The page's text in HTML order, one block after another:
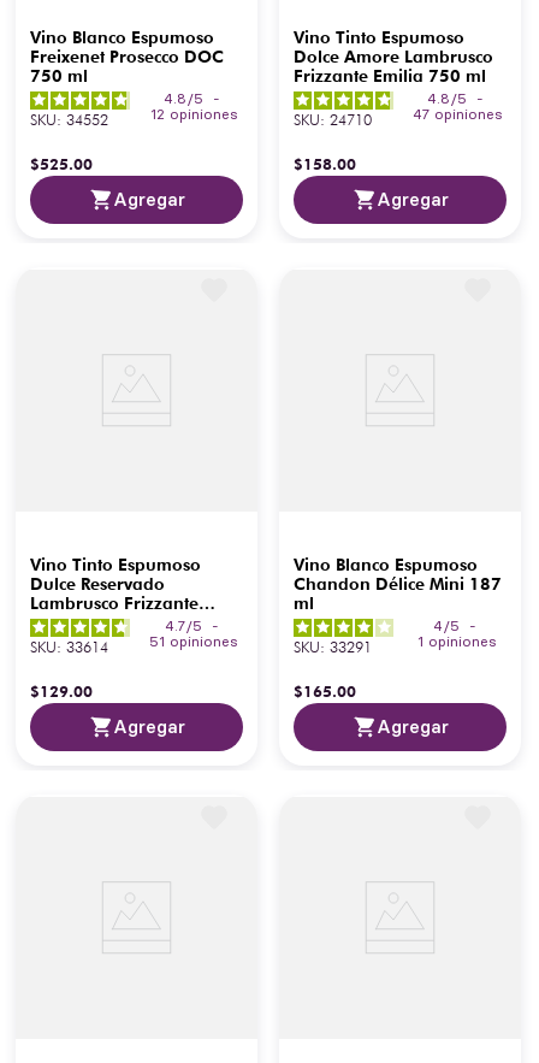
Vino Blanco Espumoso
Freixenet Prosecco DOC
750 ml
4.8 /5
-
12 opiniones
SKU: 34552
$525.00
Agregar
Vino Tinto Espumoso
Dolce Amore Lambrusco
Frizzante Emilia 750 ml
4.8 /5
-
47 opiniones
SKU: 24710
$158.00
Agregar
Vino Tinto Espumoso
Dulce Reservado
Lambrusco Frizzante
Emilia 750 ml
4.7/5
-
51 opiniones
SKU: 33614
$129.00
Agregar
Vino Blanco Espumoso
Chandon Délice Mini 187
ml
4 /5
-
1 opiniones
SKU: 33291
$165.00
Agregar